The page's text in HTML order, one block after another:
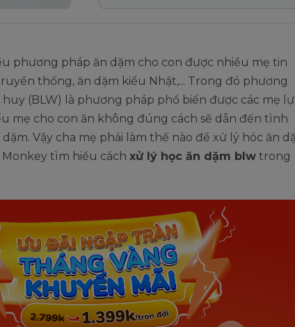
phương pháp ăn dặm cho con được nhiều mẹ tin
thống, ăn dặm kiểu Nhật,... Trong đó phương
(BLW) là phương pháp phổ biến được các mẹ
mẹ cho con ăn không đúng cách sẽ dẫn đến tình
Vậy cha mẹ phải làm thế nào để xử lý hóc ăn
tìm hiểu cách xử lý học ăn dặm blw trong